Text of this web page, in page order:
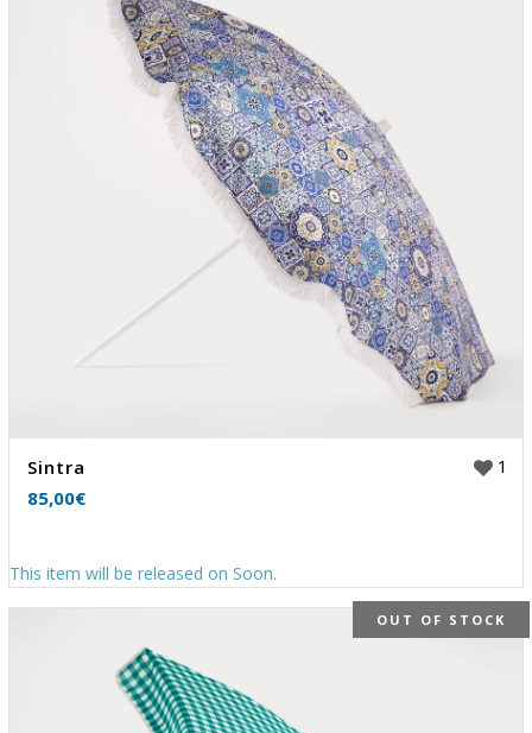
1
Sintra
85,00€
This item will be released on Soon.
OUT OF STOCK